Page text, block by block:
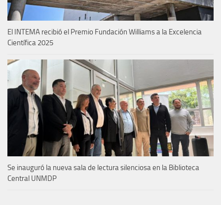
El INTEMA recibió el Premio Fundación Williams a la Excelencia
Científica 2025
Se inauguró la nueva sala de lectura silenciosa en la Biblioteca
Central UNMDP